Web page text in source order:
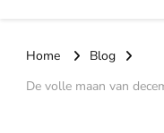
Home
Blog
De volle maan van